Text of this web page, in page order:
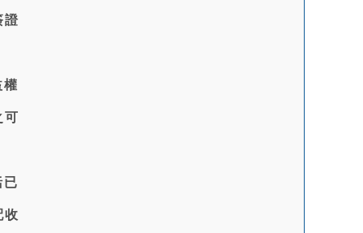
證
權
可
已
收